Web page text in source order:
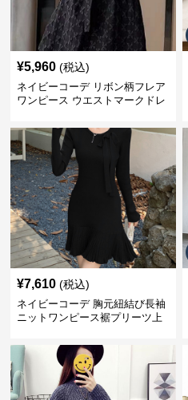
¥5,960 (税込)
ネイビーコーデ リボン柄フレア
ワンピース ウエストマークドレ
¥7,610 (税込)
ネイビーコーデ 胸元紐結び長袖
ニットワンピース裾プリーツ上